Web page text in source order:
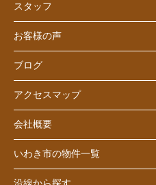
スタッフ
お客様の声
ブログ
アクセスマップ
会社概要
いわき市の物件一覧